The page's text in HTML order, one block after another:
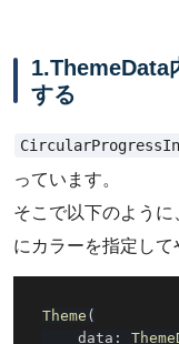
1.ThemeData
する
っています。
そこで以下のよう
にカラーを指定して
Theme (
    data
: